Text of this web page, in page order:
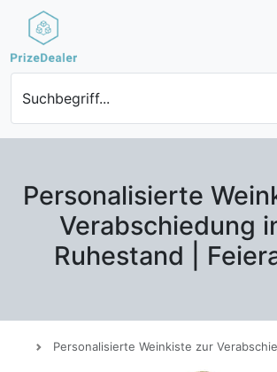
Suchbegriff...
Personalisierte
Verabschiedung
Ruhestand |
Personalisierte Weinkiste zur